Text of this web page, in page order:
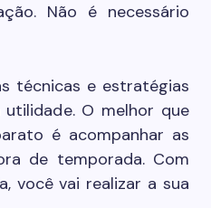
Não é necessário
técnicas e estratégias
O melhor que
é acompanhar as
de temporada. Com
você vai realizar a sua